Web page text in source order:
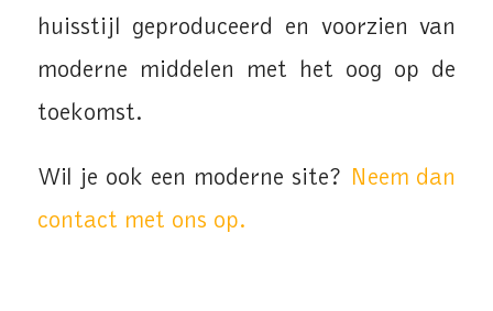
huisstijl geproduceerd en voorzien van
moderne middelen met het oog op de
toekomst.
Wil je ook een moderne site? Neem dan
contact met ons op.